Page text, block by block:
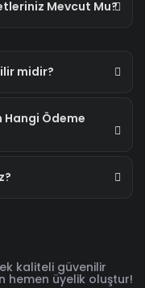
Mevcut Mu?
midir?
Hangi Ödeme
kaliteli güvenilir
hemen üyelik oluştur!